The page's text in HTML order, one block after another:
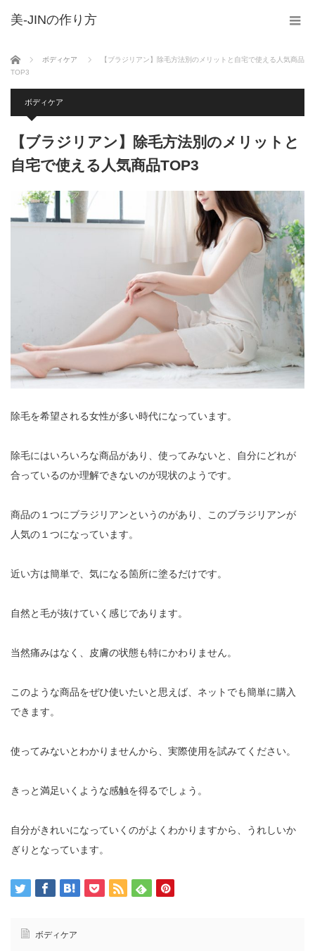
美-JINの作り方
ホーム ボディケア
【ブラジリアン】除毛方法別のメリットと自宅で使える人気商品
TOP3
ボディケア
【ブラジリアン】除毛方法別のメリットと
自宅で使える人気商品TOP3
除毛を希望される女性が多い時代になっています。
除毛にはいろいろな商品があり、使ってみないと、自分にどれが
合っているのか理解できないのが現状のようです。
商品の１つにブラジリアンというのがあり、このブラジリアンが
人気の１つになっています。
近い方は簡単で、気になる箇所に塗るだけです。
自然と毛が抜けていく感じであります。
当然痛みはなく、皮膚の状態も特にかわりません。
このような商品をぜひ使いたいと思えば、ネットでも簡単に購入
できます。
使ってみないとわかりませんから、実際使用を試みてください。
きっと満足いくような感触を得るでしょう。
自分がきれいになっていくのがよくわかりますから、うれしいか
ぎりとなっています。
ボディケア